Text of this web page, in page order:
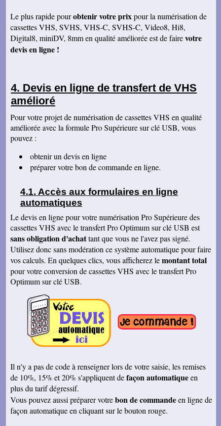
le suivi ont été très sympathiques, c'était un
vrai plaisir. Je le recommanderai à tout ami qui
aurait peur de confier ses souvenirs. Vous
pouvez faire confiance les yeux fermés! Bravo
et merci!
Marie Jo C
Je viens de visionner votre comparatif, en effet
la qualité est meilleure. Ok pour tout faire en
Claude A
J'ai bien reçu votre envoi. Je suis très satisfait
conseillerai volontiers de faire appel à vos
services. Merci encore et bonne continuation.
colis et vous remercier pour tous nos bons
échanges, tout votre travail sérieux dont nous
sommes très satisfaits. Encore tous mes
remerciements et bonne continuation. Bien
cordialement.
Serge T
J'ai bien reçu votre paquet, et je suis très
content de votre travail et vous en remercie. Je
dois dire qu'au début j'étais un peu septique vu
les prix . merci beaucoup Cordialement
Pierre B
Continuez comme ça. Je pense que c'est votre
meilleure publicité, c'est la qualité du travail que
vous faites. Je vous souhaite bonne journée et
que les affaires aillent très bien.
Jacques N
Colis reçu ce jour, satisfait du bon travail réalisé
par vos soins. Merci encore, Cordialement
Hervé R
j'ai bien reçu les CD et les K7 en retour, merci
de cet excellent traitement. Très bons résultats
Pascal R
bonjour bien reçu le colis samedi après
visionnage le travail est superbe
Le plus rapide pourobtenir votre prixpour la numérisation de
cassettes VHS, SVHS, VHS-C, SVHS-C, Video8, Hi8,
Digital8, miniDV, 8mm en qualité améliorée est de fairevotre
devis en ligne !
Devis en ligne de transfert de VHS
amélioré
Pour votre projet de numérisation de cassettes VHS en qualité
améliorée avec la formule Pro Supérieure sur clé USB, vous
pouvez :
obtenir un devis en ligne
préparer votre bon de commande en ligne.
Accès aux formulaires en ligne
automatiques
Le devis en ligne pour votre numérisation Pro Supérieure des
cassettes VHS avec le transfert Pro Optimum sur clé USB est
sans obligation d'achattant que vous ne l'avez pas signé.
Utilisez donc sans modération ce système automatique pour faire
vos calculs. En quelques clics, vous afficherez lemontant total
pour votre conversion de cassettes VHS avec le transfert Pro
Optimum sur clé USB.
Il n'y a pas de code à renseigner lors de votre saisie, les remises
de 10%, 15% et 20% s'appliquent defaçon automatiqueen
plus du tarif dégressif.
Vous pouvez aussi préparer votrebon de commandeen ligne de
façon automatique en cliquant sur le bouton rouge.